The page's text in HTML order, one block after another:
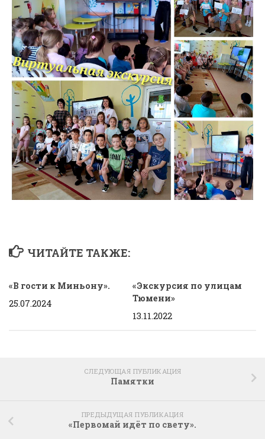
ЧИТАЙТЕ ТАКЖЕ:
«В гости к Миньону».
25.07.2024
«Экскурсия по улицам
Тюмени»
13.11.2022
СЛЕДУЮЩАЯ ПУБЛИКАЦИЯ
Памятки
ПРЕДЫДУЩАЯ ПУБЛИКАЦИЯ
«Первомай идёт по свету».